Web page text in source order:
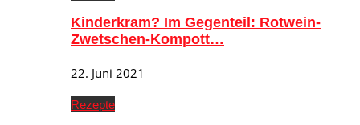
Kinderkram? Im Gegenteil: Rotwein-
Zwetschen-Kompott…
22. Juni 2021
Rezepte